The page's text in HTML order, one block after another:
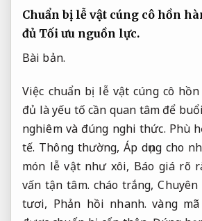
Chuẩn bị lễ vật cúng cô hồn
đủ Tối ưu nguồn lực.
Bài bản.
Việc chuẩn bị lễ vật cúng cô
đủ là yếu tố cần quan tâm để
nghiêm và đúng nghi thức. Phù
tế. Thông thường,Áp dụng cho
món lễ vật như xôi, Báo giá rõ
vấn tận tâm. cháo trắng,
tươi, Phản hồi nhanh. vàng